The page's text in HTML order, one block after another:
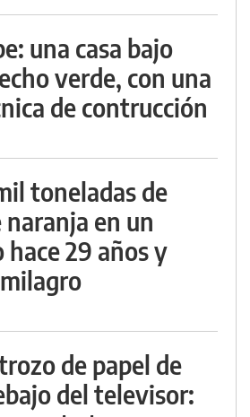
una casa bajo
verde, con una
de contrucción
toneladas de
naranja en un
hace 29 años y
de papel de
del televisor: